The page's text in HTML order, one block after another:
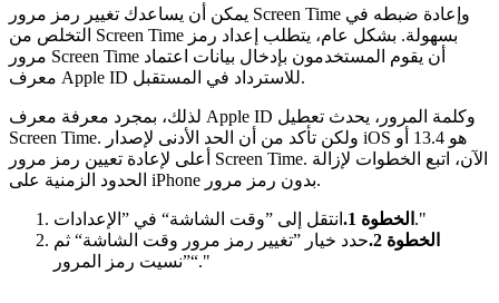
يمكن أن يساعدك تغيير رمز مرور Screen Time وإعادة ضبطه في
التخلص من Screen Time بسهولة. بشكل عام، يتطلب إعداد رمز
مرور Screen Time أن يقوم المستخدمون بإدخال بيانات اعتماد
معرف Apple ID للاسترداد في المستقبل.
لذلك، بمجرد معرفة معرف Apple ID وكلمة المرور، يحدث تعطيل
Screen Time. ولكن تأكد من أن الحد الأدنى لإصدار iOS هو 13.4 أو
أعلى لإعادة تعيين رمز مرور Screen Time. الآن، اتبع الخطوات لإزالة
الحدود الزمنية على iPhone بدون رمز مرور.
الخطوة 1. انتقل إلى ”وقت الشاشة“ في ”الإعدادات."
الخطوة 2.
حدد خيار ”تغيير رمز مرور وقت الشاشة“ ثم
”نسيت رمز المرور“."